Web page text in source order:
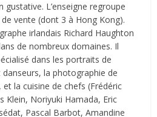
gustative. L’enseigne regroupe
vente (dont 3 à Hong Kong).
irlandais Richard Haughton
de nombreux domaines. Il
dans les portraits de
la photographie de
la cuisine de chefs (Frédéric
Klein, Noriyuki Hamada, Eric
Pascal Barbot, Amandine